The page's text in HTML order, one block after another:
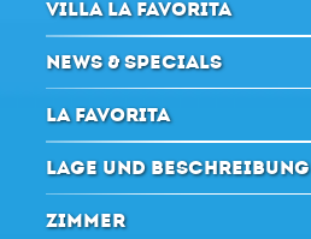
VILLA LA FAVORITA
NEWS & SPECIALS
LA FAVORITA
LAGE UND BESCHREIBUNG
ZIMMER